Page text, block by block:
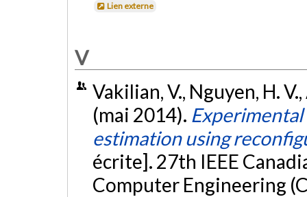
Lien externe
V
Vakilian, V., Nguyen, H.
(mai 2014).
estimation using
écrite]. 27th IEEE
Computer Engineering